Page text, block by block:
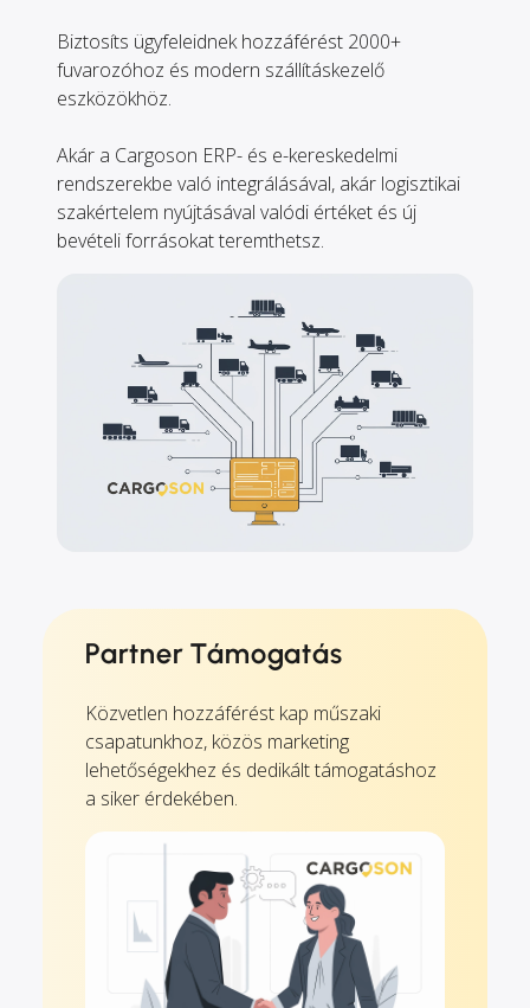
Biztosíts ügyfeleidnek hozzáférést 2000+
fuvarozóhoz és modern szállításkezelő
eszközökhöz.
Akár a Cargoson ERP- és e-kereskedelmi
rendszerekbe való integrálásával, akár logisztikai
szakértelem nyújtásával valódi értéket és új
bevételi forrásokat teremthetsz.
Partner Támogatás
Közvetlen hozzáférést kap műszaki
csapatunkhoz, közös marketing
lehetőségekhez és dedikált támogatáshoz
a siker érdekében.